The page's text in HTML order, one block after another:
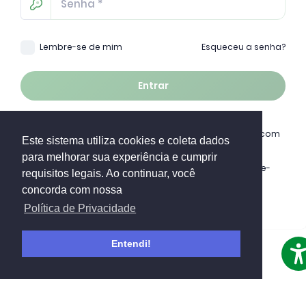
Este sistema utiliza cookies e coleta dados
para melhorar sua experiência e cumprir
requisitos legais. Ao continuar, você
concorda com nossa
Política de Privacidade
Entendi!
Lembre-se de mim Esqueceu a senha?
Entrar
Ao acessar a plataforma da ESGreen, você concorda com
nossaPolítica de Privacidade
Em caso de dúvidas, por favor entre em contato pelo e-
mail
suporte@esgreen.com.br